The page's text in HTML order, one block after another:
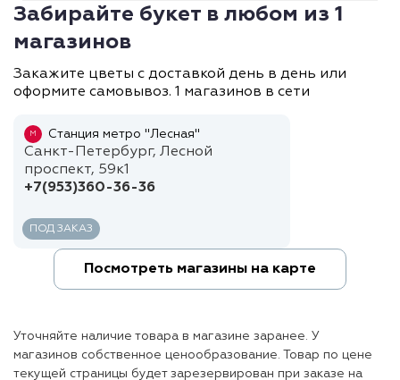
Забирайте букет в любом из 1
магазинов
Закажите цветы с доставкой день в день или
оформите самовывоз. 1 магазинов в сети
М Станция метро "Лесная"
Санкт-Петербург, Лесной
проспект, 59к1
+7(953)360-36-36
ПОД ЗАКАЗ
Посмотреть магазины на карте
Уточняйте наличие товара в магазине заранее. У
магазинов собственное ценообразование. Товар по цене
текущей страницы будет зарезервирован при заказе на